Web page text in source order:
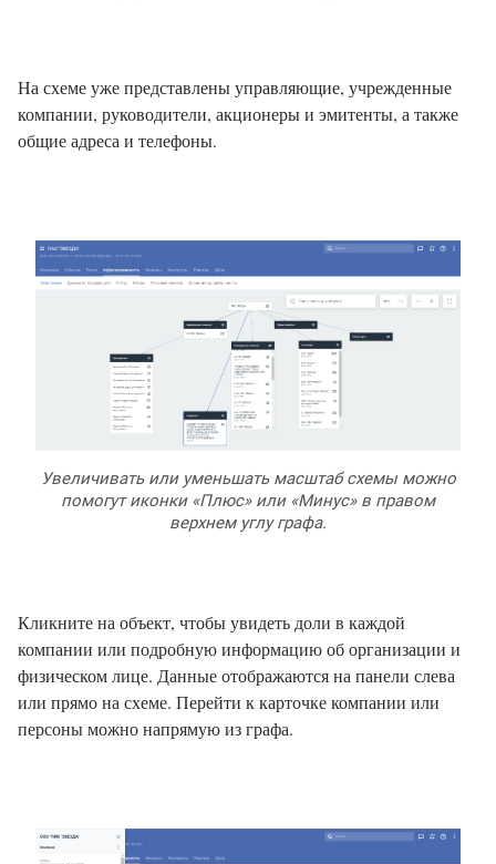
На схеме уже представлены управляющие, учрежденные
компании, руководители, акционеры и эмитенты, а также
общие адреса и телефоны.
Увеличивать или уменьшать масштаб схемы можно
помогут иконки «Плюс» или «Минус» в правом
верхнем углу графа.
Кликните на объект, чтобы увидеть доли в каждой
компании или подробную информацию об организации и
физическом лице. Данные отображаются на панели слева
или прямо на схеме. Перейти к карточке компании или
персоны можно напрямую из графа.